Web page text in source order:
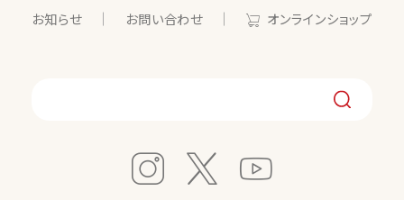
お知らせ お問い合わせ オンラインショップ